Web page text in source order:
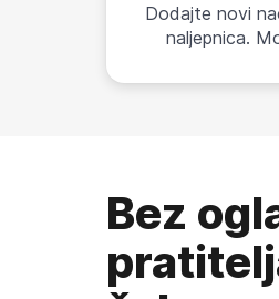
Dodajte novi
naljepnica.
Bez